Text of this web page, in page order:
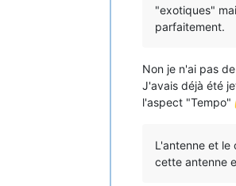
"exotiques"
parfaitement.
Non je n'ai pas
J'avais déjà été
l'aspect "Tempo"
L'antenne et
cette antenne